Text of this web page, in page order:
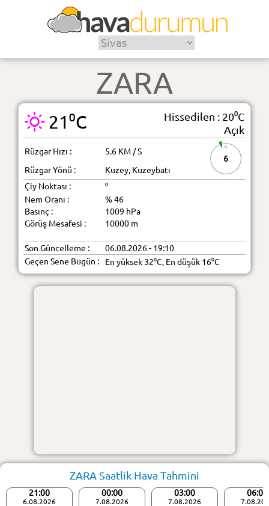
ZARA
21⁰C
Hissedilen : 20⁰C
Açık
Rüzgar Hızı : 5.6 KM / S
6
Rüzgar Yönü :
Kuzey, Kuzeybatı
Çiy Noktası :
⁰
Nem Oranı :
% 46
Basınç :
1009 hPa
Görüş Mesafesi :
10000 m
Son Güncelleme :
06.08.2026 - 19:10
Geçen Sene Bugün :
En yüksek 32⁰C, En düşük 16⁰C
ZARA Saatlik Hava Tahmini
21:00
6.08.2026
00:00
7.08.2026
03:00
7.08.2026
06:00